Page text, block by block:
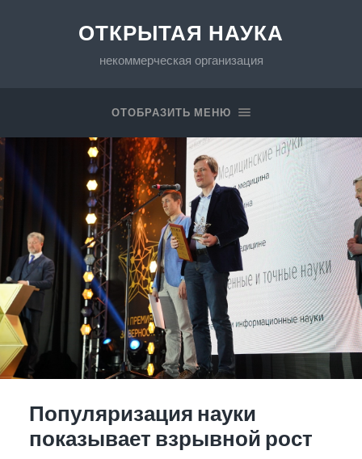
ОТКРЫТАЯ НАУКА
некоммерческая организация
ОТОБРАЗИТЬ МЕНЮ
Популяризация науки
показывает взрывной рост